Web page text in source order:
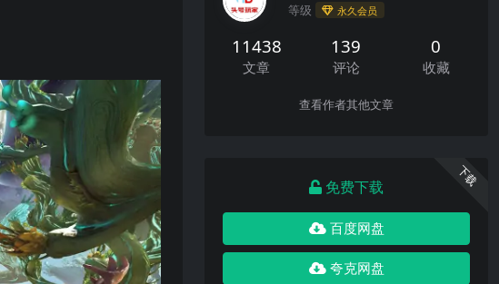
等级 永久会员
11438
文章
139
评论
0
收藏
查看作者其他文章
下载
免费下载
百度网盘
夸克网盘